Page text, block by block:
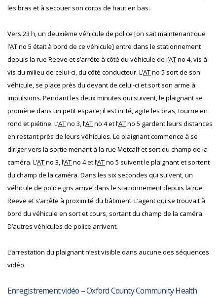
les bras et à secouer son corps de haut en bas.
Vers 23 h, un deuxième véhicule de police [on sait maintenant que
l’ATno 5 était à bord de ce véhicule] entre dans le stationnement
depuis la rue Reeve et s’arrête à côté du véhicule de l’ATno 4, vis à
vis du milieu de celui-ci, du côté conducteur. L’ATno 5 sort de son
véhicule, se place près du devant de celui-ci et sort son arme à
impulsions. Pendant les deux minutes qui suivent, le plaignant se
promène dans un petit espace; il est irrité, agite les bras, tourne en
rond et piétine. L’ATno 3, l’ATno 4 et l’ATno 5 gardent leurs distances
en restant près de leurs véhicules. Le plaignant commence à se
diriger vers la sortie menant à la rue Metcalf et sort du champ de la
caméra. L’ATno 3, l’ATno 4 et l’ATno 5 suivent le plaignant et sortent
du champ de la caméra. Dans les six secondes qui suivent, un
véhicule de police gris arrive dans le stationnement depuis la rue
Reeve et s’arrête à proximité du bâtiment. L’agent qui se trouvait à
bord du véhicule en sort et cours, sortant du champ de la caméra.
D’autres véhicules de police arrivent.
L’arrestation du plaignant n’est visible dans aucune des séquences
vidéo.
Enregistrement vidéo – Oxford County Community Health